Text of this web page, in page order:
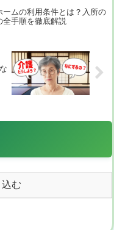
ームの利用条件とは？入所の
全手順を徹底解説
む